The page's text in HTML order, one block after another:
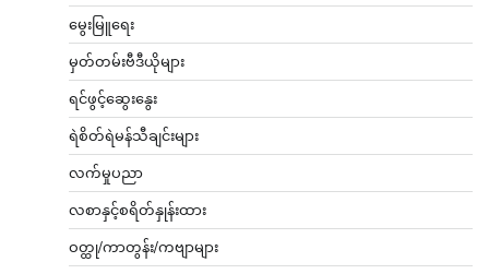
မွေးမြူရေး
မှတ်တမ်းဗီဒီယိုများ
ရင်ဖွင့်ဆွေးနွေး
ရဲစိတ်ရဲမန်သီချင်းများ
လက်မှုပညာ
လစာနှင့်စရိတ်နှုန်းထား
ဝတ္ထု/ကာတွန်း/ကဗျာများ